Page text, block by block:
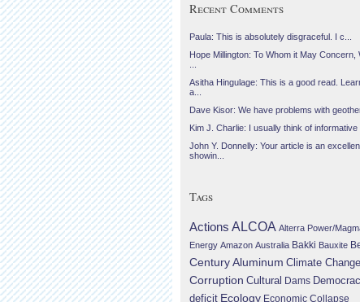
Recent Comments
Paula: This is absolutely disgraceful. I c...
Hope Millington: To Whom it May Concern,
Asitha Hingulage: This is a good read.
a...
Dave Kisor: We have problems with
Kim J. Charlie: I usually think of informative
John Y. Donnelly: Your article is an
showin...
Tags
Actions ALCOA Alterra Power/
Energy Amazon Australia Bakki Bauxite
Century Aluminum Climate Change
Corruption Cultural Dams
deficit Ecology Economic Collapse